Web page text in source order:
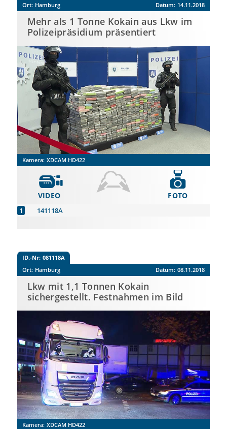
Ort: Hamburg Datum: 14.11.2018
Mehr als 1 Tonne Kokain aus Lkw im
Polizeipräsidium präsentiert
Kamera: XDCAM HD422
VIDEO
141118A
FOTO
ID.-Nr: 081118A
Ort: Hamburg Datum: 08.11.2018
Lkw mit 1,1 Tonnen Kokain
sichergestellt. Festnahmen im Bild
Kamera: XDCAM HD422